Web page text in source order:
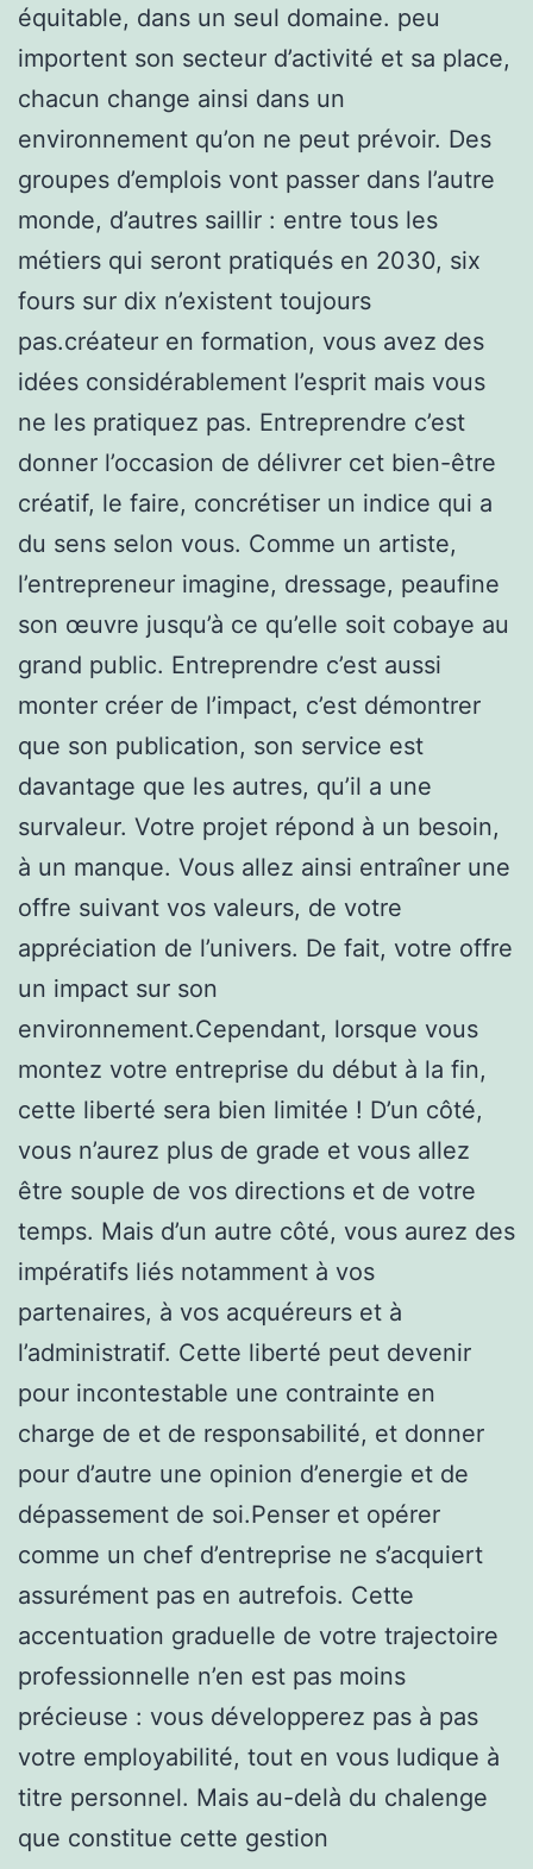
équitable, dans un seul domaine. peu
importent son secteur d’activité et sa place,
chacun change ainsi dans un
environnement qu’on ne peut prévoir. Des
groupes d’emplois vont passer dans l’autre
monde, d’autres saillir : entre tous les
métiers qui seront pratiqués en 2030, six
fours sur dix n’existent toujours
pas.créateur en formation, vous avez des
idées considérablement l’esprit mais vous
ne les pratiquez pas. Entreprendre c’est
donner l’occasion de délivrer cet bien-être
créatif, le faire, concrétiser un indice qui a
du sens selon vous. Comme un artiste,
l’entrepreneur imagine, dressage, peaufine
son œuvre jusqu’à ce qu’elle soit cobaye au
grand public. Entreprendre c’est aussi
monter créer de l’impact, c’est démontrer
que son publication, son service est
davantage que les autres, qu’il a une
survaleur. Votre projet répond à un besoin,
à un manque. Vous allez ainsi entraîner une
offre suivant vos valeurs, de votre
appréciation de l’univers. De fait, votre offre
un impact sur son
environnement.Cependant, lorsque vous
montez votre entreprise du début à la fin,
cette liberté sera bien limitée ! D’un côté,
vous n’aurez plus de grade et vous allez
être souple de vos directions et de votre
temps. Mais d’un autre côté, vous aurez des
impératifs liés notamment à vos
partenaires, à vos acquéreurs et à
l’administratif. Cette liberté peut devenir
pour incontestable une contrainte en
charge de et de responsabilité, et donner
pour d’autre une opinion d’energie et de
dépassement de soi.Penser et opérer
comme un chef d’entreprise ne s’acquiert
assurément pas en autrefois. Cette
accentuation graduelle de votre trajectoire
professionnelle n’en est pas moins
précieuse : vous développerez pas à pas
votre employabilité, tout en vous ludique à
titre personnel. Mais au-delà du chalenge
que constitue cette gestion